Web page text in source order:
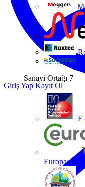
Sanayi Ortağı 7
Europacable
Giriş Yap Kayıt Ol